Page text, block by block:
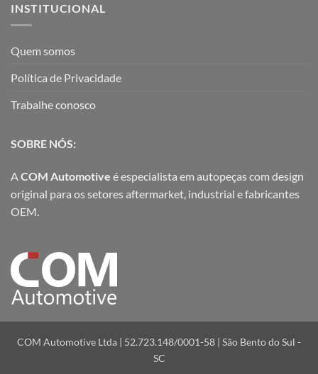
INSTITUCIONAL
Quem somos
Política de Privacidade
Trabalhe conosco
SOBRE NÓS:
ACOM Automotive é especialista em autopeças com design
original para os setores aftermarket, industrial e fabricantes
OEM.
COM Automotive Ltda | 52.723.148/0001-58 | São Bento do Sul -
SC